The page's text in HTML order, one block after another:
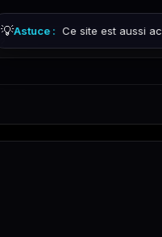
💡Astuce : Ce site est aussi